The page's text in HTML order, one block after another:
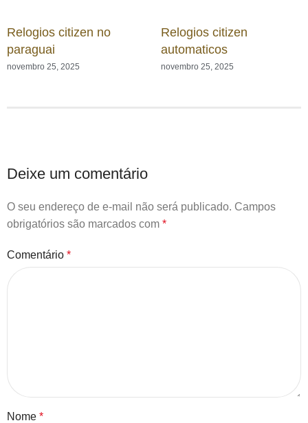
Relogios citizen no
paraguai
novembro 25, 2025
Relogios citizen
automaticos
novembro 25, 2025
Deixe um comentário
O seu endereço de e-mail não será publicado. Campos
obrigatórios são marcados com *
Comentário *
Nome *